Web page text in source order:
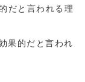
だと言われる理
果的だと言われ